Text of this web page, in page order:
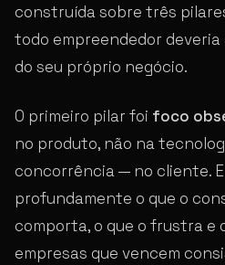
construída sobre três
todo empreendedor
do seu próprio negócio.
O primeiro pilar foi foco
no produto, não na
concorrência — no cliente.
profundamente o que o
comporta, o que o frustra e
empresas que vencem